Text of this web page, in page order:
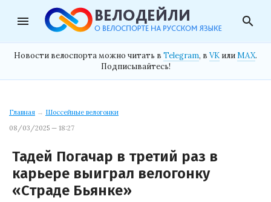
menu search
Новости велоспорта можно читать в Telegram, в VK илиMAX.
Подписывайтесь!
Главная → Шоссейные велогонки
08/03/2025 — 18:27
Тадей Погачар в третий раз в
карьере выиграл велогонку
«Страде Бьянке»